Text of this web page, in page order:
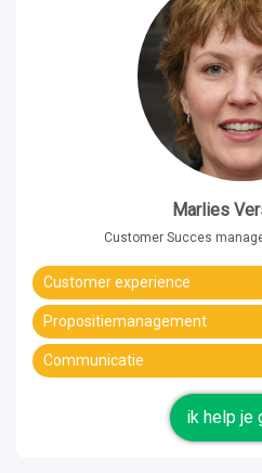
Marlies
Customer Succes
Customer experience
Propositiemanagement
Communicatie
ik help je